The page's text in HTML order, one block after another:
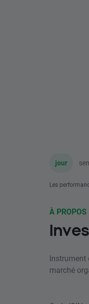
jour
Les
À PROPOS
Instrument
marché